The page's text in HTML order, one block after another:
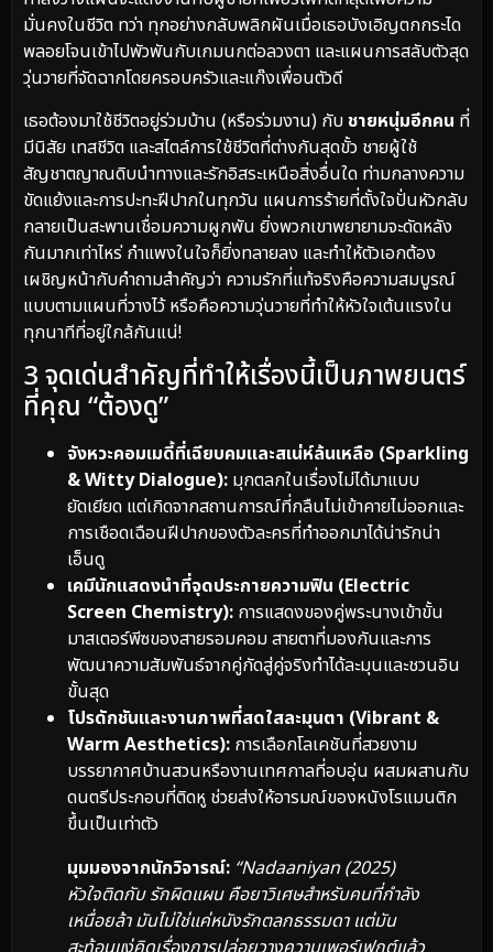
มั่นคงในชีวิต ทว่า ทุกอย่างกลับพลิกผันเมื่อเธอบังเอิญตกกระได
พลอยโจนเข้าไปพัวพันกับเกมนกต่อลวงตา และแผนการสลับตัวสุด
วุ่นวายที่จัดฉากโดยครอบครัวและแก๊งเพื่อนตัวดี
เธอต้องมาใช้ชีวิตอยู่ร่วมบ้าน (หรือร่วมงาน) กับชายหนุ่มอีกคน ที่
มีนิสัย เทสชีวิต และสไตล์การใช้ชีวิตที่ต่างกันสุดขั้ว ชายผู้ใช้
สัญชาตญาณดิบนำทางและรักอิสระเหนือสิ่งอื่นใด ท่ามกลางความ
ขัดแย้งและการปะทะฝีปากในทุกวัน แผนการร้ายที่ตั้งใจปั่นหัวกลับ
กลายเป็นสะพานเชื่อมความผูกพัน ยิ่งพวกเขาพยายามจะดัดหลัง
กันมากเท่าไหร่ กำแพงในใจก็ยิ่งทลายลง และทำให้ตัวเอกต้อง
เผชิญหน้ากับคำถามสำคัญว่า ความรักที่แท้จริงคือความสมบูรณ์
แบบตามแผนที่วางไว้ หรือคือความวุ่นวายที่ทำให้หัวใจเต้นแรงใน
ทุกนาทีที่อยู่ใกล้กันแน่!
3 จุดเด่นสำคัญที่ทำให้เรื่องนี้เป็นภาพยนตร์
ที่คุณ “ต้องดู”
จังหวะคอมเมดี้ที่เฉียบคมและสเน่ห์ล้นเหลือ (Sparkling
& Witty Dialogue): มุกตลกในเรื่องไม่ได้มาแบบ
ยัดเยียด แต่เกิดจากสถานการณ์ที่กลืนไม่เข้าคายไม่ออกและ
การเชือดเฉือนฝีปากของตัวละครที่ทำออกมาได้น่ารักน่า
เอ็นดู
เคมีนักแสดงนำที่จุดประกายความฟิน (Electric
Screen Chemistry): การแสดงของคู่พระนางเข้าขั้น
มาสเตอร์พีซของสายรอมคอม สายตาที่มองกันและการ
พัฒนาความสัมพันธ์จากคู่กัดสู่คู่จริงทำได้ละมุนและชวนอิน
ขั้นสุด
โปรดักชันและงานภาพที่สดใสละมุนตา (Vibrant &
Warm Aesthetics): การเลือกโลเคชันที่สวยงาม
บรรยากาศบ้านสวนหรืองานเทศกาลที่อบอุ่น ผสมผสานกับ
ดนตรีประกอบที่ติดหู ช่วยส่งให้อารมณ์ของหนังโรแมนติก
ขึ้นเป็นเท่าตัว
มุมมองจากนักวิจารณ์: “Nadaaniyan (2025)
หัวใจติดกับ รักผิดแผน คือยาวิเศษสำหรับคนที่กำลัง
เหนื่อยล้า มันไม่ใช่แค่หนังรักตลกธรรมดา แต่มัน